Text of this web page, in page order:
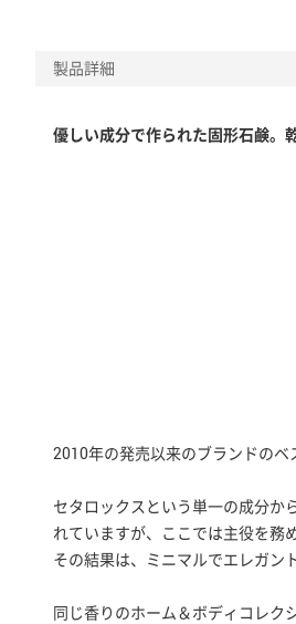
製品詳細
優しい成分で作られた固形石鹸。
2010年の発売以来のブランドのベ
セタロックスという単一の成分か
れていますが、ここでは主役を務
その結果は、ミニマルでエレガン
同じ香りのホーム＆ボディコレク